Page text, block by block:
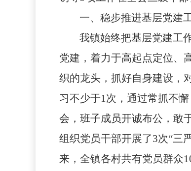
一、稳步推进基层党建
我镇始终把基层党建工
党建，着力于高起点定位、
织的龙头，抓好自身建设，
习不少于1次，通过常抓不
会，班子成员开诚布公，敢
组织党员干部开展了3次“三
来，全镇各村共有党员群众